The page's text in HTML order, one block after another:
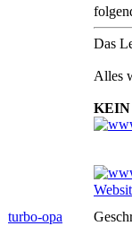
Das
Alles
KEIN
turbo-opa